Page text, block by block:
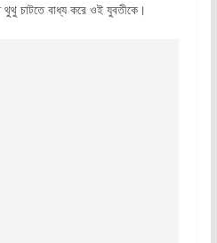
থুথু চাটতে বাধ্য করে ওই যুবতীকে।